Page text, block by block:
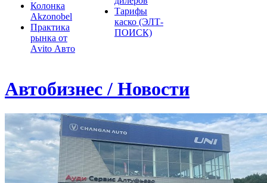
Колонка
Akzonobel
Практика
рынка от
Аvito Авто
Тарифы
каско (ЭЛТ-
ПОИСК)
Автобизнес / Новости